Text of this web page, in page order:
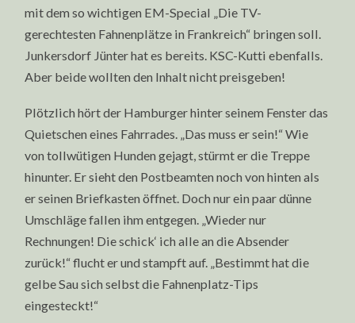
mit dem so wichtigen EM-Special „Die TV-
gerechtesten Fahnenplätze in Frankreich“ bringen soll.
Junkersdorf Jünter hat es bereits. KSC-Kutti ebenfalls.
Aber beide wollten den Inhalt nicht preisgeben!
Plötzlich hört der Hamburger hinter seinem Fenster das
Quietschen eines Fahrrades. „Das muss er sein!“ Wie
von tollwütigen Hunden gejagt, stürmt er die Treppe
hinunter. Er sieht den Postbeamten noch von hinten als
er seinen Briefkasten öffnet. Doch nur ein paar dünne
Umschläge fallen ihm entgegen. „Wieder nur
Rechnungen! Die schick‘ ich alle an die Absender
zurück!“ flucht er und stampft auf. „Bestimmt hat die
gelbe Sau sich selbst die Fahnenplatz-Tips
eingesteckt!“